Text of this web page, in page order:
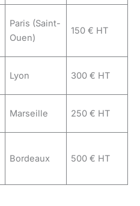
Paris (Saint-
Ouen)
150 € HT
Lyon 300 € HT
Marseille 250 € HT
Bordeaux 500 € HT